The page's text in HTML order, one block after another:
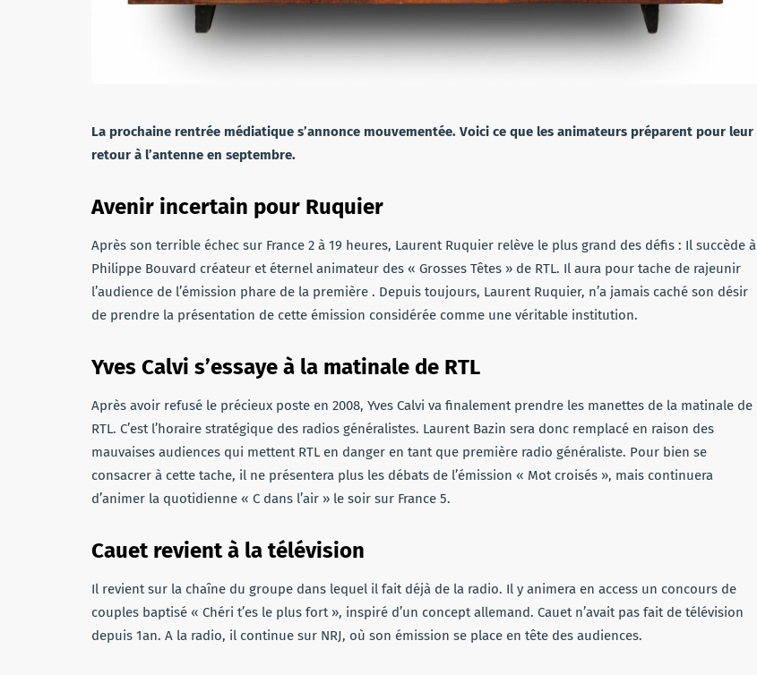
La prochaine rentrée médiatique s’annonce mouvementée. Voici ce que les animateurs préparent pour leur
retour à l’antenne en septembre.
Avenir incertain pour Ruquier
Après son terrible échec sur France 2 à 19 heures, Laurent Ruquier relève le plus grand des défis : Il succède à
Philippe Bouvard créateur et éternel animateur des « Grosses Têtes » de RTL. Il aura pour tache de rajeunir
l’audience de l’émission phare de la première . Depuis toujours, Laurent Ruquier, n’a jamais caché son désir
de prendre la présentation de cette émission considérée comme une véritable institution.
Yves Calvi s’essaye à la matinale de RTL
Après avoir refusé le précieux poste en 2008, Yves Calvi va finalement prendre les manettes de la matinale de
RTL. C’est l’horaire stratégique des radios généralistes. Laurent Bazin sera donc remplacé en raison des
mauvaises audiences qui mettent RTL en danger en tant que première radio généraliste. Pour bien se
consacrer à cette tache, il ne présentera plus les débats de l’émission « Mot croisés », mais continuera
d’animer la quotidienne « C dans l’air » le soir sur France 5.
Cauet revient à la télévision
Il revient sur la chaîne du groupe dans lequel il fait déjà de la radio. Il y animera en access un concours de
couples baptisé « Chéri t’es le plus fort », inspiré d’un concept allemand. Cauet n’avait pas fait de télévision
depuis 1an. A la radio, il continue sur NRJ, où son émission se place en tête des audiences.